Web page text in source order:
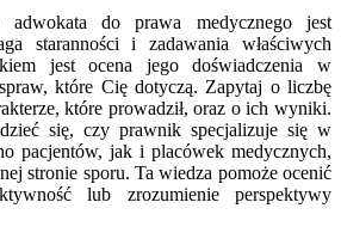
adwokata do prawa medycznego jest
staranności i zadawania właściwych
jest ocena jego doświadczenia w
które Cię dotyczą. Zapytaj o liczbę
które prowadził, oraz o ich wyniki.
się, czy prawnik specjalizuje się w
pacjentów, jak i placówek medycznych,
stronie sporu. Ta wiedza pomoże ocenić
lub zrozumienie perspektywy